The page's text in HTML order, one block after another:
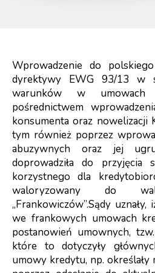
Wprowadzenie do
dyrektywy EWG 93/13 w
warunków w umowach
pośrednictwem
konsumenta oraz nowelizacji
tym również poprzez
abuzywnych oraz jej
doprowadziła do przyjęcia
korzystnego dla
waloryzowany do
„Frankowiczów”.Sądy
we frankowych umowach
postanowień umownych,
które to dotyczyły
umowy kredytu, np. określały